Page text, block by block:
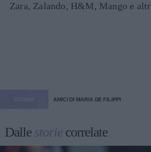
Zara, Zalando, H&M, Mango e
AMICI DI MARIA DE FILIPPI
Dallestorie correlate